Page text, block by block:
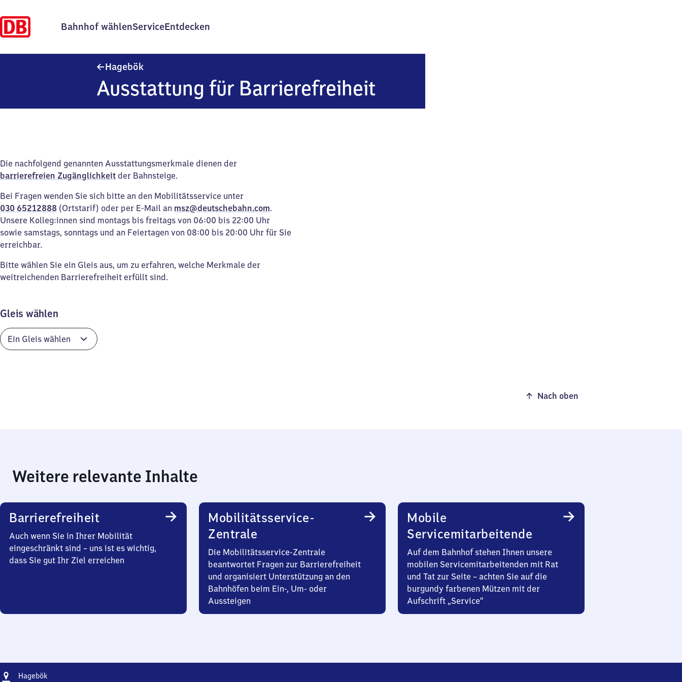
Bahnhof wählenServiceEntdecken
Hagebök
Ausstattung für Barrierefreiheit
Die nachfolgend genannten Ausstattungsmerkmale dienen der
barrierefreien Zugänglichkeit der Bahnsteige.
Bei Fragen wenden Sie sich bitte an den Mobilitätsservice unter
030 65212888 (Ortstarif) oder per E-Mail an msz@deutschebahn.com.
Unsere Kolleg:innen sind montags bis freitags von 06:00 bis 22:00 Uhr
sowie samstags, sonntags und an Feiertagen von 08:00 bis 20:00 Uhr für Sie
erreichbar.
Bitte wählen Sie ein Gleis aus, um zu erfahren, welche Merkmale der
weitreichenden Barrierefreiheit erfüllt sind.
Gleis wählen
Nach oben
Weitere relevante Inhalte
Barrierefreiheit
Auch wenn Sie in Ihrer Mobilität
eingeschränkt sind – uns ist es wichtig,
dass Sie gut Ihr Ziel erreichen
Mobilitätsservice-
Zentrale
Die Mobilitätsservice-Zentrale
beantwortet Fragen zur Barrierefreiheit
und organisiert Unterstützung an den
Bahnhöfen beim Ein-, Um- oder
Aussteigen
Mobile
Servicemitarbeitende
Auf dem Bahnhof stehen Ihnen unsere
mobilen Servicemitarbeitenden mit Rat
und Tat zur Seite – achten Sie auf die
burgundy farbenen Mützen mit der
Aufschrift „Service“
Adresse
Hagebök